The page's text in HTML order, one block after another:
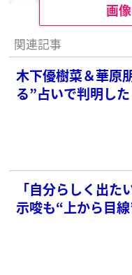
画
関連記事
木下優樹菜＆華原
る”占いで判明した
「自分らしく出
示唆も“上から目